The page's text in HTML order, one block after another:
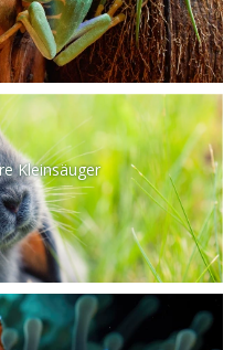
Kleinsäuger